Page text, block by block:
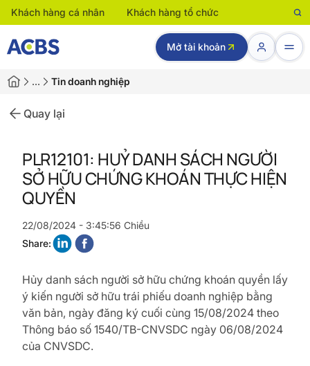
Khách hàng cá nhân Khách hàng tổ chức
Mở tài khoản
… Tin doanh nghiệp
Quay lại
PLR12101: HUỶ DANH SÁCH NGƯỜI
SỞ HỮU CHỨNG KHOÁN THỰC HIỆN
QUYỀN
22/08/2024 - 3:45:56 Chiều
Share:
Hủy danh sách người sở hữu chứng khoán quyền lấy
ý kiến người sở hữu trái phiếu doanh nghiệp bằng
văn bản, ngày đăng ký cuối cùng 15/08/2024 theo
Thông báo số 1540/TB-CNVSDC ngày 06/08/2024
của CNVSDC.